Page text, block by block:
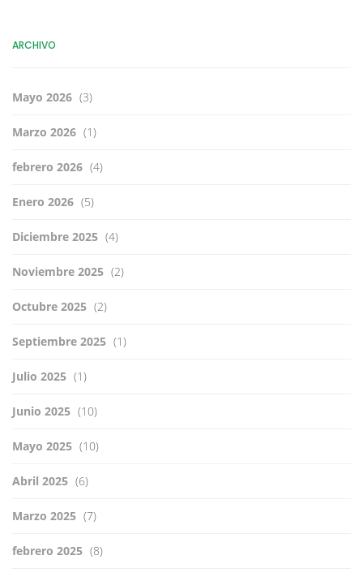
ARCHIVO
Mayo 2026 (3)
Marzo 2026 (1)
febrero 2026 (4)
Enero 2026 (5)
Diciembre 2025 (4)
Noviembre 2025 (2)
Octubre 2025 (2)
Septiembre 2025 (1)
Julio 2025 (1)
Junio 2025 (10)
Mayo 2025 (10)
Abril 2025 (6)
Marzo 2025 (7)
febrero 2025 (8)